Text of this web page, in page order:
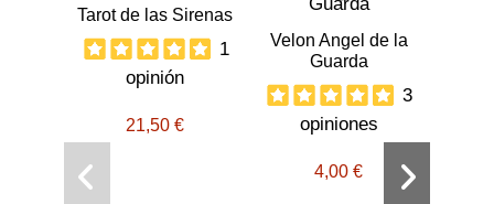
Tarot de las Sirenas
1
opinión
21,50 €
Velon Angel de la
Guarda
3
opiniones
4,00 €